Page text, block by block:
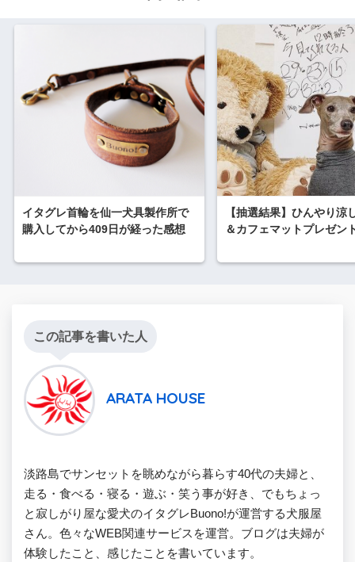
イタグレ首輪を仙一犬具製作所で
購入してから409日が経った感想
【抽選結果】ひんやり涼
＆カフェマットプレゼン
この記事を書いた人
ARATA HOUSE
淡路島でサンセットを眺めながら暮らす40代の夫婦と、
走る・食べる・寝る・遊ぶ・笑う事が好き、でもちょっ
と寂しがり屋な愛犬のイタグレBuono!が運営する犬服屋
さん。色々なWEB関連サービスを運営。ブログは夫婦が
体験したこと、感じたことを書いています。